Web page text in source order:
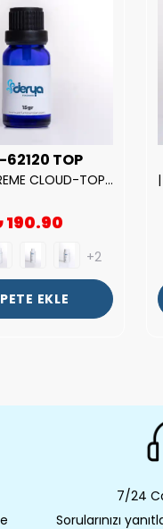
62120 TOP
| TEASE CREME CLOUD-TOP Kalite Kadın Parfüm Esansı.|
190.90
+2
EKLE
7/24
Sorularınızı